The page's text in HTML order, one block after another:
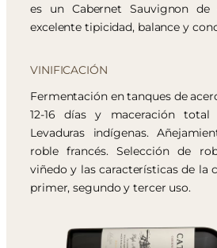
es un Cabernet Sauvignon de
excelente tipicidad, balance y
VINIFICACIÓN
Fermentación en tanques de
12-16 días y maceración
Levaduras indígenas.
roble francés. Selección de
viñedo y las características de la
primer, segundo y tercer uso.